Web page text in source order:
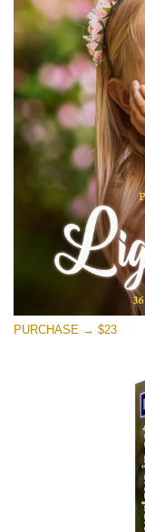
Entire Collection
(1783 Overlays)
Large 6000*4000px
PURCHASE → $23